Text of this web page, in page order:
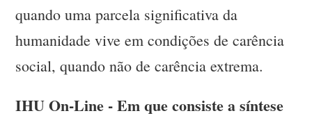
quando uma parcela significativa da
humanidade vive em condições de carência
social, quando não de carência extrema.
IHU On-Line - Em que consiste a síntese